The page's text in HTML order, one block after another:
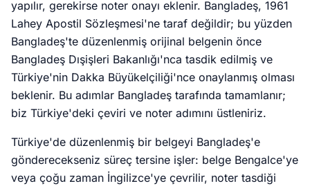
yapılır, gerekirse noter onayı eklenir. Bangladeş, 1961
Lahey Apostil Sözleşmesi'ne taraf değildir; bu yüzden
Bangladeş'te düzenlenmiş orijinal belgenin önce
Bangladeş Dışişleri Bakanlığı'nca tasdik edilmiş ve
Türkiye'nin Dakka Büyükelçiliği'nce onaylanmış olması
beklenir. Bu adımlar Bangladeş tarafında tamamlanır;
biz Türkiye'deki çeviri ve noter adımını üstleniriz.
Türkiye'de düzenlenmiş bir belgeyi Bangladeş'e
gönderecekseniz süreç tersine işler: belge Bengalce'ye
veya çoğu zaman İngilizce'ye çevrilir, noter tasdiği